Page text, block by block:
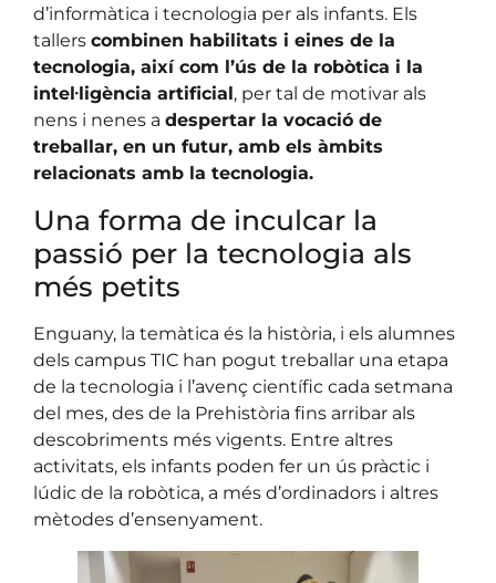
d’informàtica i tecnologia per als infants. Els
tallers combinen habilitats i eines de la
tecnologia, així com l’ús de la robòtica i la
intel·ligència artificial, per tal de motivar als
nens i nenes a despertar la vocació de
treballar, en un futur, amb els àmbits
relacionats amb la tecnologia.
Una forma de inculcar la
passió per la tecnologia als
més petits
Enguany, la temàtica és la història, i els alumnes
dels campus TIC han pogut treballar una etapa
de la tecnologia i l’avenç científic cada setmana
del mes, des de la Prehistòria fins arribar als
descobriments més vigents. Entre altres
activitats, els infants poden fer un ús pràctic i
lúdic de la robòtica, a més d’ordinadors i altres
mètodes d’ensenyament.